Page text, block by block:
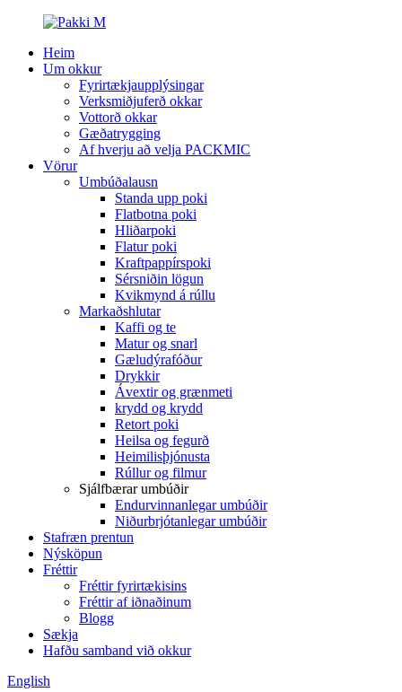
Heim
Um okkur
Fyrirtækjaupplýsingar
Verksmiðjuferð okkar
Vottorð okkar
Gæðatrygging
Af hverju að velja PACKMIC
Vörur
Umbúðalausn
Standa upp poki
Flatbotna poki
Hliðarpoki
Flatur poki
Kraftpappírspoki
Sérsniðin lögun
Kvikmynd á rúllu
Markaðshlutar
Kaffi og te
Matur og snarl
Gæludýrafóður
Drykkir
Ávextir og grænmeti
krydd og krydd
Retort poki
Heilsa og fegurð
Heimilisþjónusta
Rúllur og filmur
Sjálfbærar umbúðir
Endurvinnanlegar umbúðir
Niðurbrjótanlegar umbúðir
Stafræn prentun
Nýsköpun
Fréttir
Fréttir fyrirtækisins
Fréttir af iðnaðinum
Blogg
Sækja
Hafðu samband við okkur
English